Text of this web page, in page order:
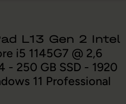
L13 Gen 2 Intel
i5 1145G7 @ 2,6
- 250 GB SSD - 1920
11 Professional